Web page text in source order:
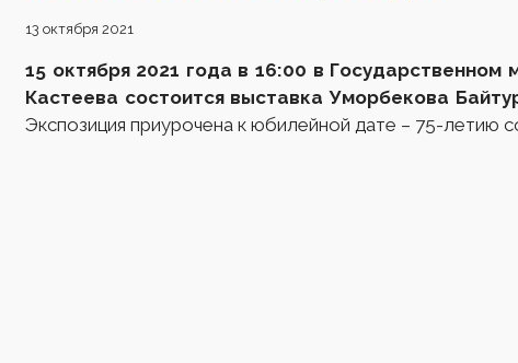
13 октября 2021
15 октября 2021 года в 16:00 в Государственном
Кастеева состоится выставкаУморбекова
Экспозиция приурочена к юбилейной дате – 75-летию